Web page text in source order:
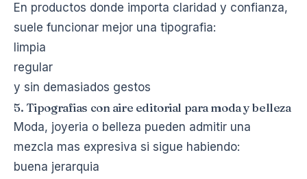
En productos donde importa claridad y confianza,
suele funcionar mejor una tipografia:
limpia
regular
y sin demasiados gestos
5. Tipografias con aire editorial para moda y belleza
Moda, joyeria o belleza pueden admitir una
mezcla mas expresiva si sigue habiendo:
buena jerarquia